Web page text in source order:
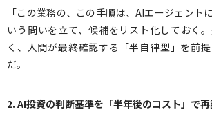
「この業務の、この手順は、AIエージェント
いう問いを立て、候補をリスト化しておく
く、人間が最終確認する「半自律型」を前
だ。
2. AI投資の判断基準を「半年後のコスト」で